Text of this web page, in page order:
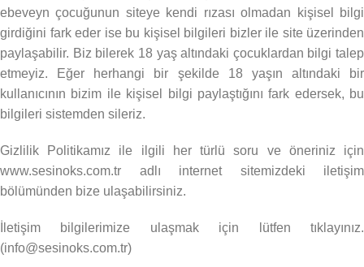
ebeveyn çocuğunun siteye kendi rızası olmadan kişisel bilgi
girdiğini fark eder ise bu kişisel bilgileri bizler ile site üzerinden
paylaşabilir. Biz bilerek 18 yaş altındaki çocuklardan bilgi talep
etmeyiz. Eğer herhangi bir şekilde 18 yaşın altındaki bir
kullanıcının bizim ile kişisel bilgi paylaştığını fark edersek, bu
bilgileri sistemden sileriz.
Gizlilik Politikamız ile ilgili her türlü soru ve öneriniz için
www.sesinoks.com.tr adlı internet sitemizdeki iletişim
bölümünden bize ulaşabilirsiniz.
İletişim bilgilerimize ulaşmak için lütfen tıklayınız.
(info@sesinoks.com.tr)